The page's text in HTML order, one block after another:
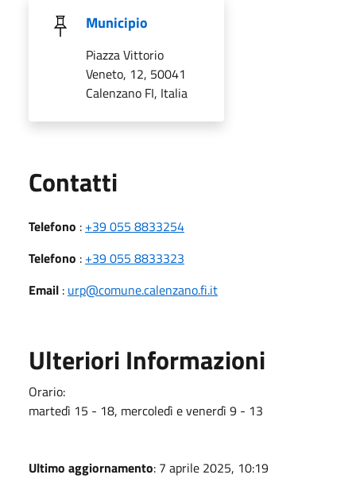
Municipio
Piazza Vittorio
Veneto, 12, 50041
Calenzano FI, Italia
Contatti
Telefono : +39 055 8833254
Telefono : +39 055 8833323
Email : urp@comune.calenzano.fi.it
Ulteriori Informazioni
Orario:
martedì 15 - 18, mercoledì e venerdì 9 - 13
Ultimo aggiornamento: 7 aprile 2025, 10:19